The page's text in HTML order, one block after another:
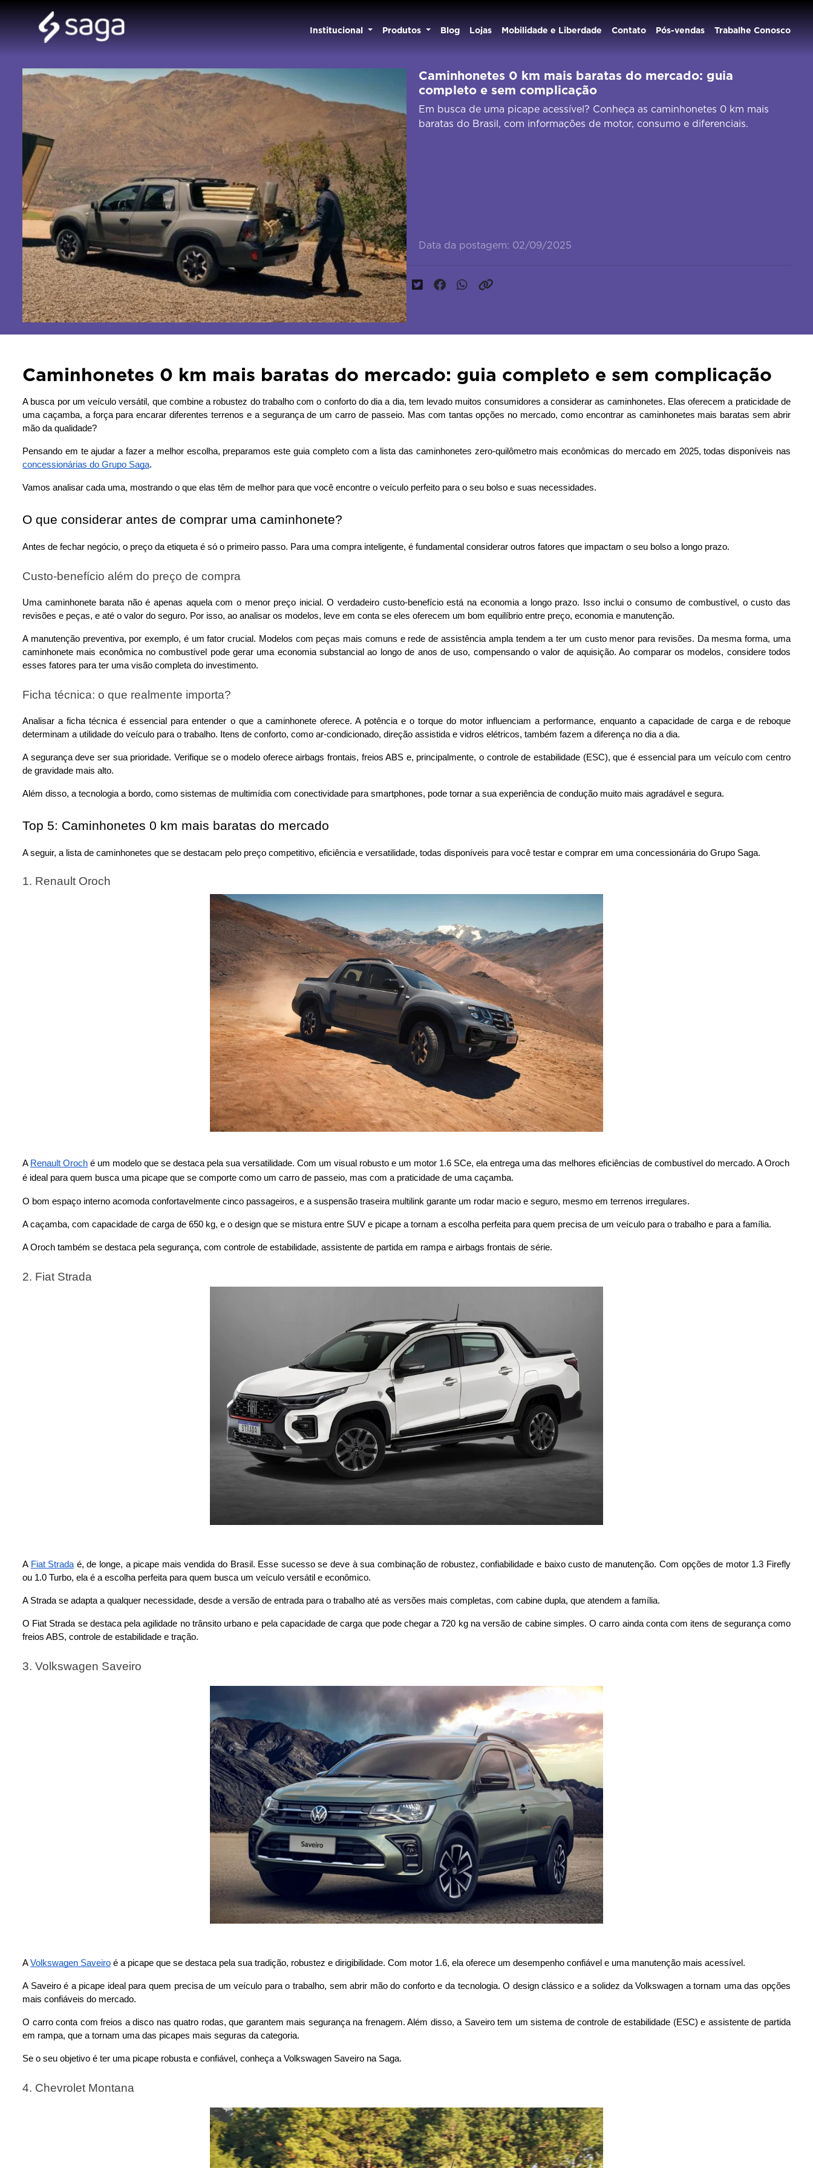
Institucional Produtos Blog Lojas Mobilidade e Liberdade Contato Pós-vendas Trabalhe Conosco
Caminhonetes 0 km mais baratas do mercado: guia
completo e sem complicação
Em busca de uma picape acessível? Conheça as caminhonetes 0 km mais
baratas do Brasil, com informações de motor, consumo e diferenciais.
Data da postagem: 02/09/2025
Caminhonetes 0 km mais baratas do mercado: guia completo e sem complicação
A busca por um veículo versátil, que combine a robustez do trabalho com o conforto do dia a dia, tem levado muitos consumidores a considerar as caminhonetes. Elas oferecem a praticidade de
uma caçamba, a força para encarar diferentes terrenos e a segurança de um carro de passeio. Mas com tantas opções no mercado, como encontrar as caminhonetes mais baratas sem abrir
mão da qualidade?
concessionárias do Grupo Saga.
Vamos analisar cada uma, mostrando o que elas têm de melhor para que você encontre o veículo perfeito para o seu bolso e suas necessidades.
O que considerar antes de comprar uma caminhonete?
Antes de fechar negócio, o preço da etiqueta é só o primeiro passo. Para uma compra inteligente, é fundamental considerar outros fatores que impactam o seu bolso a longo prazo.
Custo-benefício além do preço de compra
Uma caminhonete barata não é apenas aquela com o menor preço inicial. O verdadeiro custo-benefício está na economia a longo prazo. Isso inclui o consumo de combustível, o custo das
revisões e peças, e até o valor do seguro. Por isso, ao analisar os modelos, leve em conta se eles oferecem um bom equilíbrio entre preço, economia e manutenção.
A manutenção preventiva, por exemplo, é um fator crucial. Modelos com peças mais comuns e rede de assistência ampla tendem a ter um custo menor para revisões. Da mesma forma, uma
caminhonete mais econômica no combustível pode gerar uma economia substancial ao longo de anos de uso, compensando o valor de aquisição. Ao comparar os modelos, considere todos
esses fatores para ter uma visão completa do investimento.
Ficha técnica: o que realmente importa?
Analisar a ficha técnica é essencial para entender o que a caminhonete oferece. A potência e o torque do motor influenciam a performance, enquanto a capacidade de carga e de reboque
determinam a utilidade do veículo para o trabalho. Itens de conforto, como ar-condicionado, direção assistida e vidros elétricos, também fazem a diferença no dia a dia.
A segurança deve ser sua prioridade. Verifique se o modelo oferece airbags frontais, freios ABS e, principalmente, o controle de estabilidade (ESC), que é essencial para um veículo com centro
de gravidade mais alto.
Além disso, a tecnologia a bordo, como sistemas de multimídia com conectividade para smartphones, pode tornar a sua experiência de condução muito mais agradável e segura.
Top 5: Caminhonetes 0 km mais baratas do mercado
A seguir, a lista de caminhonetes que se destacam pelo preço competitivo, eficiência e versatilidade, todas disponíveis para você testar e comprar em uma concessionária do Grupo Saga.
1. Renault Oroch
A Renault Oroch é um modelo que se destaca pela sua versatilidade. Com um visual robusto e um motor 1.6 SCe, ela entrega uma das melhores eficiências de combustível do mercado. A Oroch
é ideal para quem busca uma picape que se comporte como um carro de passeio, mas com a praticidade de uma caçamba.
O bom espaço interno acomoda confortavelmente cinco passageiros, e a suspensão traseira multilink garante um rodar macio e seguro, mesmo em terrenos irregulares.
A caçamba, com capacidade de carga de 650 kg, e o design que se mistura entre SUV e picape a tornam a escolha perfeita para quem precisa de um veículo para o trabalho e para a família.
A Oroch também se destaca pela segurança, com controle de estabilidade, assistente de partida em rampa e airbags frontais de série.
A Fiat Stradaé, de longe, a picape mais vendida do Brasil. Esse sucesso se deve à sua combinação de robustez, confiabilidade e baixo custo de manutenção. Com opções de motor 1.3 Firefly
ou 1.0 Turbo, ela é a escolha perfeita para quem busca um veículo versátil e econômico.
A Strada se adapta a qualquer necessidade, desde a versão de entrada para o trabalho até as versões mais completas, com cabine dupla, que atendem a família.
O Fiat Strada se destaca pela agilidade no trânsito urbano e pela capacidade de carga que pode chegar a 720 kg na versão de cabine simples. O carro ainda conta com itens de segurança como
freios ABS, controle de estabilidade e tração.
3. Volkswagen Saveiro
A Volkswagen Saveiro é a picape que se destaca pela sua tradição, robustez e dirigibilidade. Com motor 1.6, ela oferece um desempenho confiável e uma manutenção mais acessível.
A Saveiro é a picape ideal para quem precisa de um veículo para o trabalho, sem abrir mão do conforto e da tecnologia. O design clássico e a solidez da Volkswagen a tornam uma das opções
mais confiáveis do mercado.
O carro conta com freios a disco nas quatro rodas, que garantem mais segurança na frenagem. Além disso, a Saveiro tem um sistema de controle de estabilidade (ESC) e assistente de partida
em rampa, que a tornam uma das picapes mais seguras da categoria.
Se o seu objetivo é ter uma picape robusta e confiável, conheça a Volkswagen Saveiro na Saga.
4. Chevrolet Montana